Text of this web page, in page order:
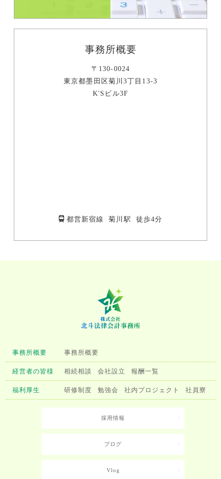
事務所概要
〒130-0024
東京都墨田区菊川3丁目13-3
K'Sビル3F
都営新宿線 菊川駅 徒歩4分
事務所概要 事務所概要
経営者の皆様 相続相談 会社設立 報酬一覧
福利厚生 研修制度 勉強会 社内プロジェクト 社員寮
採用情報
ブログ
Vlog